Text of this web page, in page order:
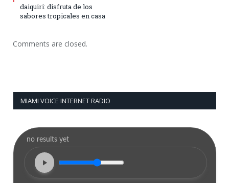
daiquiri: disfruta de los
sabores tropicales en casa
Comments are closed.
MIAMI VOICE INTERNET RADIO